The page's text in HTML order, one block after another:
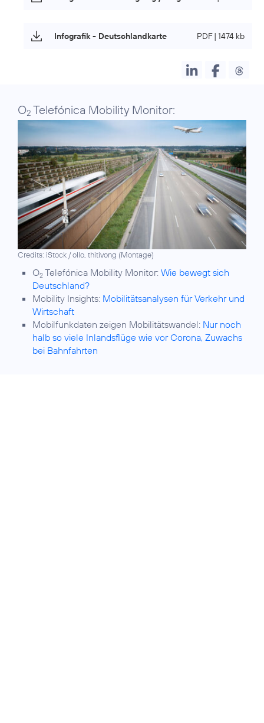
Infografik - Deutschlandkarte PDF | 1474 kb
O2 Telefónica Mobility Monitor:
Credits: iStock / ollo, thitivong (Montage)
O2 Telefónica Mobility Monitor: Wie bewegt sich
Deutschland?
Mobility Insights: Mobilitätsanalysen für Verkehr und
Wirtschaft
Mobilfunkdaten zeigen Mobilitätswandel: Nur noch
halb so viele Inlandsflüge wie vor Corona, Zuwachs
bei Bahnfahrten